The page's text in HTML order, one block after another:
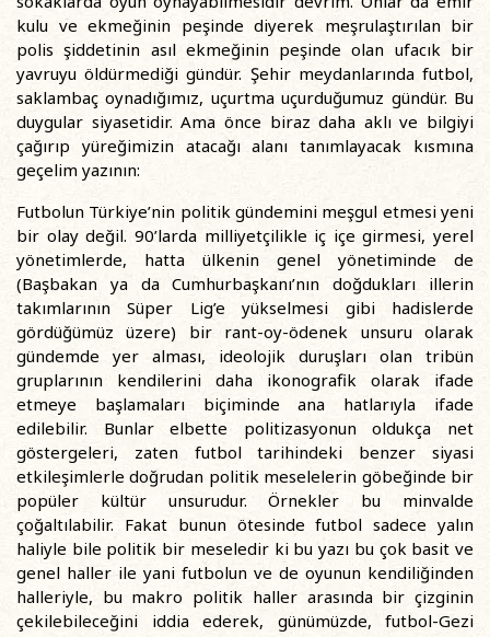
kulu ve ekmeğinin peşinde diyerek meşrulaştırılan bir
polis şiddetinin asıl ekmeğinin peşinde olan ufacık bir
yavruyu öldürmediği gündür. Şehir meydanlarında futbol,
saklambaç oynadığımız, uçurtma uçurduğumuz gündür. Bu
duygular siyasetidir. Ama önce biraz daha aklı ve bilgiyi
çağırıp yüreğimizin atacağı alanı tanımlayacak kısmına
geçelim yazının:
Futbolun Türkiye’nin politik gündemini meşgul etmesi yeni
bir olay değil. 90’larda milliyetçilikle iç içe girmesi, yerel
yönetimlerde, hatta ülkenin genel yönetiminde de
(Başbakan ya da Cumhurbaşkanı’nın doğdukları illerin
takımlarının Süper Lig’e yükselmesi gibi hadislerde
gördüğümüz üzere) bir rant-oy-ödenek unsuru olarak
gündemde yer alması, ideolojik duruşları olan tribün
gruplarının kendilerini daha ikonografik olarak ifade
etmeye başlamaları biçiminde ana hatlarıyla ifade
edilebilir. Bunlar elbette politizasyonun oldukça net
göstergeleri, zaten futbol tarihindeki benzer siyasi
etkileşimlerle doğrudan politik meselelerin göbeğinde bir
popüler kültür unsurudur. Örnekler bu minvalde
çoğaltılabilir. Fakat bunun ötesinde futbol sadece yalın
haliyle bile politik bir meseledir ki bu yazı bu çok basit ve
genel haller ile yani futbolun ve de oyunun kendiliğinden
halleriyle, bu makro politik haller arasında bir çizginin
çekilebileceğini iddia ederek, günümüzde, futbol-Gezi